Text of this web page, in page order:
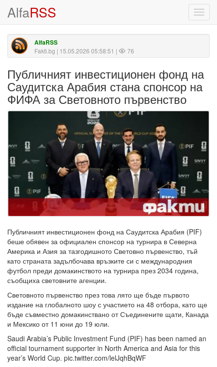
AlfaRSS
AlfaRSS
Fakti.bg | 15.05.2026 05:58:51 | 76
Публичният инвестиционен фонд на
Саудитска Арабия стана спонсор на
ФИФА за Световното първенство
Публичният инвестиционен фонд на Саудитска Арабия (PIF)
беше обявен за официален спонсор на турнира в Северна
Америка и Азия за тазгодишното Световно първенство, тъй
като страната задълбочава връзките си с международния
футбол преди домакинството на турнира през 2034 година,
съобщиха световните агенции.
Световното първенство през това лято ще бъде първото
издание на глобалното шоу с участието на 48 отбора, като ще
бъде съвместно домакинствано от Съединените щати, Канада
и Мексико от 11 юни до 19 юли.
Saudi Arabia’s Public Investment Fund (PIF) has been named an
official tournament supporter in North America and Asia for this
year’s World Cup. pic.twitter.com/lelJqhBqWF